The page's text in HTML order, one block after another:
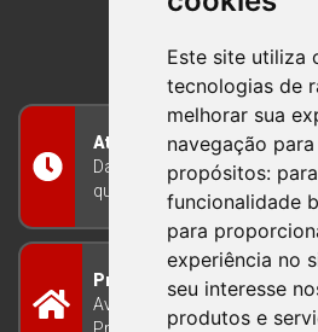
Este site utiliza
tecnologias de
melhorar sua
navegação
propósitos:
funcionalidade
para
experiência no
seu interesse
produtos e
BOM
RIO GRANDE
Atendimento
Das 8h às 12h e das 13h às
quinta-feira, e nas sextas-
Prefeitura Municipal
Avenida Guilherme Winter 65